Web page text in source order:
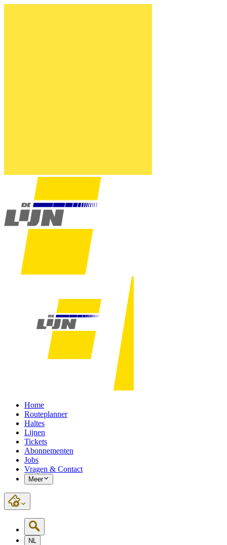
Home
Routeplanner
Haltes
Lijnen
Tickets
Abonnementen
Jobs
Vragen & Contact
Meer
NL